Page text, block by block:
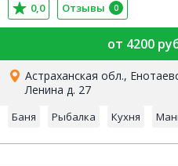
0,0 Отзывы 0
от 4200
Астраханская обл.,
Ленина д. 27
Баня Рыбалка Кухня